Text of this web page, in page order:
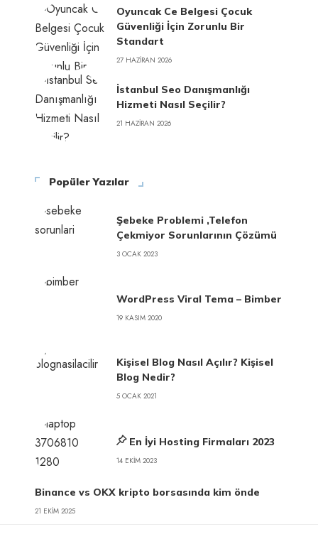
Oyuncak Ce Belgesi Çocuk
Güvenliği İçin Zorunlu Bir
Standart
27 HAZIRAN 2026
İstanbul Seo Danışmanlığı
Hizmeti Nasıl Seçilir?
21 HAZIRAN 2026
Popüler Yazılar
Şebeke Problemi ,Telefon
Çekmiyor Sorunlarının Çözümü
3 OCAK 2023
WordPress Viral Tema – Bimber
19 KASIM 2020
Kişisel Blog Nasıl Açılır? Kişisel
Blog Nedir?
5 OCAK 2021
En İyi Hosting Firmaları 2023
14 EKIM 2023
Binance vs OKX kripto borsasında kim önde
21 EKIM 2025